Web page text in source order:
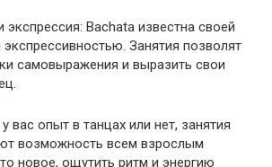
экспрессия: Bachata известна своей
Занятия позволят
самовыражения и выразить свои
вас опыт в танцах или нет, занятия
возможность всем взрослым
новое, ощутить ритм и энергию